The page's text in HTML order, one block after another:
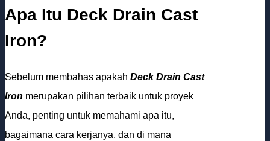
Apa Itu Deck Drain Cast
Iron?
Sebelum membahas apakah Deck Drain Cast
Iron merupakan pilihan terbaik untuk proyek
Anda, penting untuk memahami apa itu,
bagaimana cara kerjanya, dan di mana